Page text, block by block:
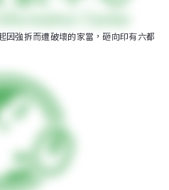
因強拆而遭破壞的家當，砸向印有六都